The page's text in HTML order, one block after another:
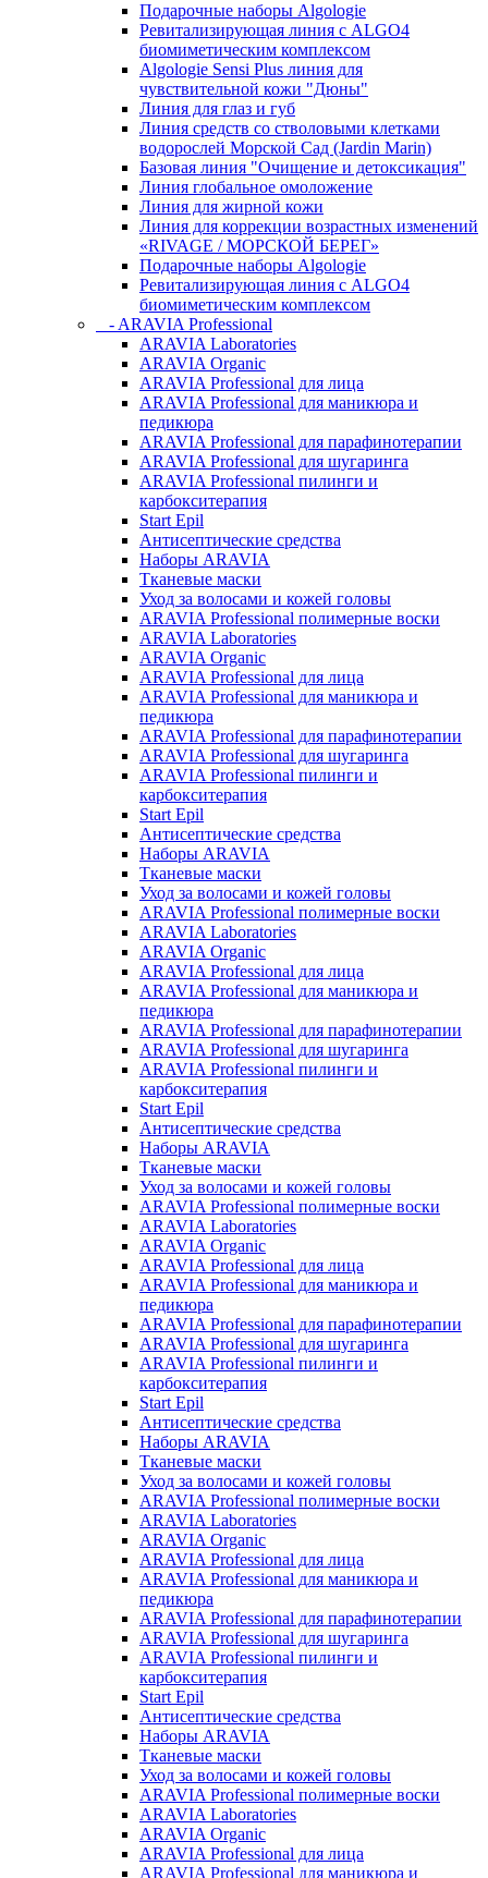
Подарочные наборы Algologie
Ревитализирующая линия с ALGO4
биомиметическим комплексом
Algologie Sensi Plus линия для
чувcтвительной кожи "Дюны"
Линия для глаз и губ
Линия средств со стволовыми клетками
водорослей Морской Сад (Jardin Marin)
Базовая линия "Очищение и детоксикация"
Линия глобальное омоложение
Линия для жирной кожи
Линия для коррекции возрастных изменений
«RIVAGE / МОРСКОЙ БЕРЕГ»
Подарочные наборы Algologie
Ревитализирующая линия с ALGO4
биомиметическим комплексом
- ARAVIA Professional
ARAVIA Laboratories
ARAVIA Organic
ARAVIA Professional для лица
ARAVIA Professional для маникюра и
педикюра
ARAVIA Professional для парафинотерапии
ARAVIA Professional для шугаринга
ARAVIA Professional пилинги и
карбокситерапия
Start Epil
Антисептические средства
Наборы ARAVIA
Тканевые маски
Уход за волосами и кожей головы
ARAVIA Professional полимерные воски
ARAVIA Laboratories
ARAVIA Organic
ARAVIA Professional для лица
ARAVIA Professional для маникюра и
педикюра
ARAVIA Professional для парафинотерапии
ARAVIA Professional для шугаринга
ARAVIA Professional пилинги и
карбокситерапия
Start Epil
Антисептические средства
Наборы ARAVIA
Тканевые маски
Уход за волосами и кожей головы
ARAVIA Professional полимерные воски
ARAVIA Laboratories
ARAVIA Organic
ARAVIA Professional для лица
ARAVIA Professional для маникюра и
педикюра
ARAVIA Professional для парафинотерапии
ARAVIA Professional для шугаринга
ARAVIA Professional пилинги и
карбокситерапия
Start Epil
Антисептические средства
Наборы ARAVIA
Тканевые маски
Уход за волосами и кожей головы
ARAVIA Professional полимерные воски
ARAVIA Laboratories
ARAVIA Organic
ARAVIA Professional для лица
ARAVIA Professional для маникюра и
педикюра
ARAVIA Professional для парафинотерапии
ARAVIA Professional для шугаринга
ARAVIA Professional пилинги и
карбокситерапия
Start Epil
Антисептические средства
Наборы ARAVIA
Тканевые маски
Уход за волосами и кожей головы
ARAVIA Professional полимерные воски
ARAVIA Laboratories
ARAVIA Organic
ARAVIA Professional для лица
ARAVIA Professional для маникюра и
педикюра
ARAVIA Professional для парафинотерапии
ARAVIA Professional для шугаринга
ARAVIA Professional пилинги и
карбокситерапия
Start Epil
Антисептические средства
Наборы ARAVIA
Тканевые маски
Уход за волосами и кожей головы
ARAVIA Professional полимерные воски
ARAVIA Laboratories
ARAVIA Organic
ARAVIA Professional для лица
ARAVIA Professional для маникюра и